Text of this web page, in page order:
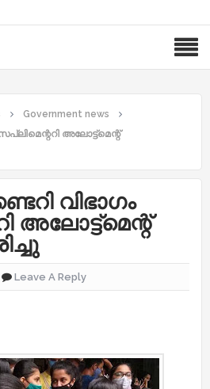
Government news
അലോട്ട്മെന്റ്
വിഭാ​ഗം
അലോട്ട്മെന്റ്
Leave A Reply